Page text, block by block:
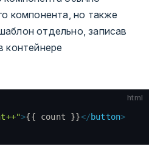
компонента, но также
отдельно, записав
контейнере
html
>{{ count }}</button>